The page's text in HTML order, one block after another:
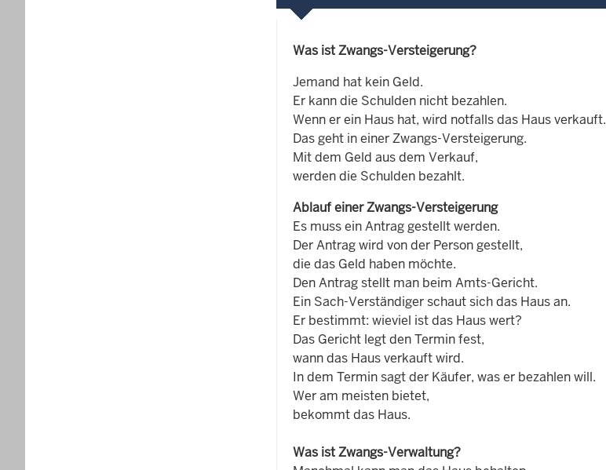
Was ist Zwangs-Versteigerung?
Jemand hat kein Geld.
Er kann die Schulden nicht bezahlen.
Wenn er ein Haus hat, wird notfalls das Haus verkauft.
Das geht in einer Zwangs-Versteigerung.
Mit dem Geld aus dem Verkauf,
werden die Schulden bezahlt.
Ablauf einer Zwangs-Versteigerung
Es muss ein Antrag gestellt werden.
Der Antrag wird von der Person gestellt,
die das Geld haben möchte.
Den Antrag stellt man beim Amts-Gericht.
Ein Sach-Verständiger schaut sich das Haus an.
Er bestimmt: wieviel ist das Haus wert?
Das Gericht legt den Termin fest,
wann das Haus verkauft wird.
In dem Termin sagt der Käufer, was er bezahlen will.
Wer am meisten bietet,
bekommt das Haus.
Was ist Zwangs-Verwaltung?